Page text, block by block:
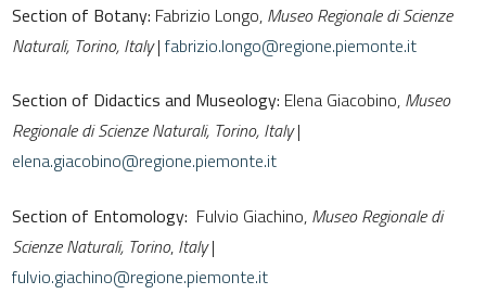
Section of Botany: Fabrizio Longo, Museo Regionale di Scienze
Naturali, Torino, Italy|fabrizio.longo@regione.piemonte.it
Section of Didactics and Museology: Elena Giacobino, Museo
Regionale di Scienze Naturali, Torino, Italy|
elena.giacobino@regione.piemonte.it
Section of Entomology: Fulvio Giachino, Museo Regionale di
Scienze Naturali, Torino, Italy|
fulvio.giachino@regione.piemonte.it